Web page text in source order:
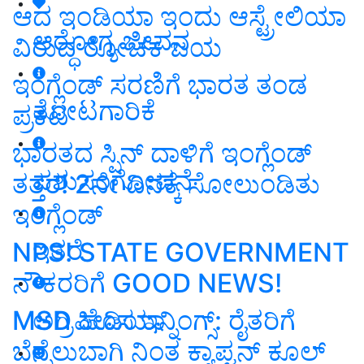
ಆರೋಗ್ಯ ಜೀವನ
ತೋಟಗಾರಿಕೆ
ಪಶುಸಂಗೋಪನೆ
ಇತರೆ
ಅಗ್ರಿಪೀಡಿಯಾ
ಆದ ಇಂಡಿಯಾ ಇಂದು ಆಸ್ಟ್ರೇಲಿಯಾ
ವಿರುದ್ಧ ರೋಚಕ ಜಯ
ಇಂಗ್ಲೆಂಡ್ ಸರಣಿಗೆ ಭಾರತ ತಂಡ
ಪ್ರಕಟ
ಭಾರತದ ಸ್ಪಿನ್ ದಾಳಿಗೆ ಇಂಗ್ಲೆಂಡ್
ತತ್ತರ! 2ನೇ ದಿನಕ್ಕೆ ಸೋಲುಂಡಿತು
ಇಂಗ್ಲೆಂಡ್
NPS! STATE GOVERNMENT
ನೌಕರರಿಗೆ GOOD NEWS!
MSD ಹೊಸ ಇನ್ನಿಂಗ್ಸ್‌: ರೈತರಿಗೆ
ಬೆನ್ನೆಲುಬಾಗಿ ನಿಂತ ಕ್ಯಾಪ್ಟನ್‌ ಕೂಲ್‌